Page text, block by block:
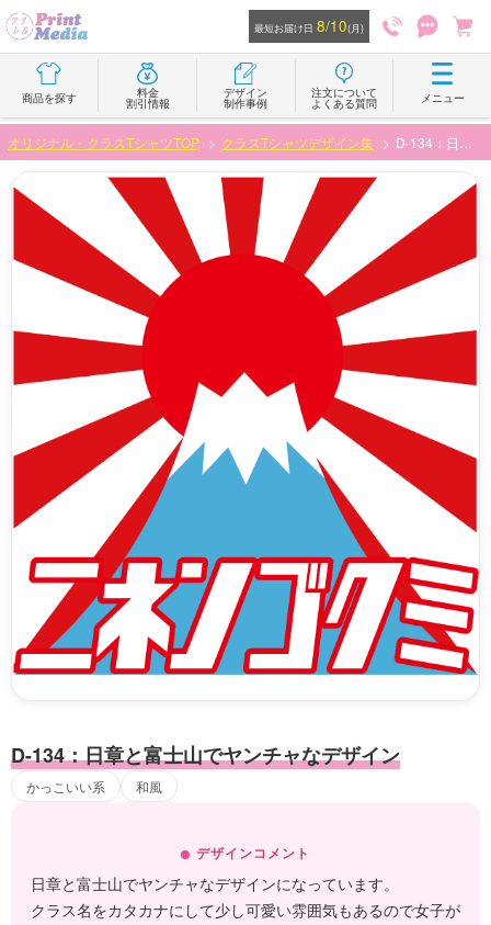
最短お届け日 8/10(月)
商品を探す 料金
割引情報
デザイン
制作事例
注文について
よくある質問 メニュー
オリジナル・クラスTシャツTOP クラスTシャツデザイン集
D-134：日章と富士山でヤンチャなデザイン
かっこいい系 和風
デザインコメント
日章と富士山でヤンチャなデザインになっています。
クラス名をカタカナにして少し可愛い雰囲気もあるので女子が